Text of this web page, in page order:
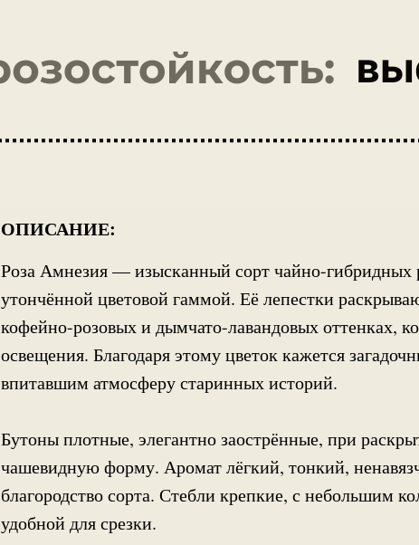
ОПИСАНИЕ:
Роза Амнезия — изысканный сорт чайно-
утончённой цветовой гаммой. Её лепестки
кофейно-розовых и дымчато-лавандовых оттенках,
освещения. Благодаря этому цветок кажется
впитавшим атмосферу старинных историй.
Бутоны плотные, элегантно заострённые, при
чашевидную форму. Аромат лёгкий, тонкий,
благородство сорта. Стебли крепкие, с небольшим
удобной для срезки.